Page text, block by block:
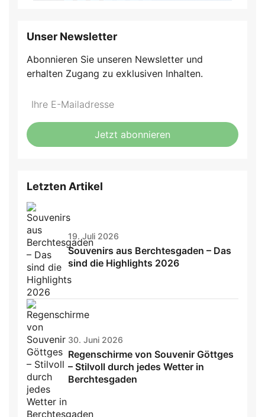
Unser Newsletter
Abonnieren Sie unseren Newsletter und
erhalten Zugang zu exklusiven Inhalten.
Do
fill
this
*Ihre
Mailadresse:
Jetzt abonnieren
Letzten Artikel
19. Juli 2026
Souvenirs aus Berchtesgaden – Das
sind die Highlights 2026
30. Juni 2026
Regenschirme von Souvenir Göttges
– Stilvoll durch jedes Wetter in
Berchtesgaden